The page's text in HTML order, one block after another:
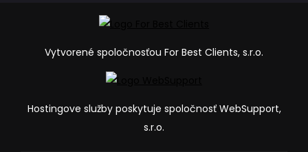
Vytvorené spoločnosťou For Best Clients, s.r.o.
Hostingove služby poskytuje spoločnosť WebSupport,
s.r.o.